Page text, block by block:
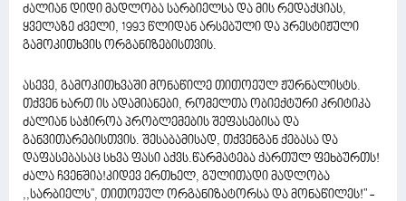
ძალიან დიდი მადლობა სარბიელსა და მის რედაქციას,
ყველაზე ძველი, 1993 წლიდან არსებული და პრესტიჟული
გამოკითხვის ორგანიზებისთვის.
ასევე, გამოკითხვაში მონაწილე თითოეულ ჟურნალისტს.
თქვენ ხართ ის ადამიანები, რომელთა ობიექტური კრიტიკა
ძალიან საჭიროა პრობლემების შეფასებისა და
განვითარებისთვის. შესაბამისად, თქვენგან ქებასა და
დაფასებასაც სხვა ფასი აქვს.წარმატება ქართულ ფეხბურთს!
ძალა ჩვენშია!კიდევ ერთხელ, გულითადი მადლობა
,,სარბიელს'', თითოეულ ორგანიზატორსა და მონაწილეს!" -